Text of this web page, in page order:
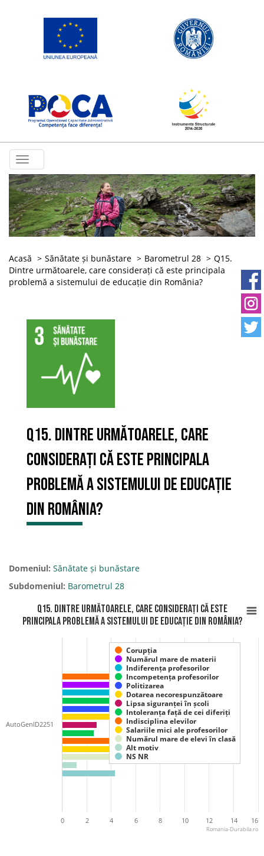
Toggle
navigation
Acasă Sănătate și bunăstare Barometrul 28
Q15.
Dintre următoarele, care considerați că este principala
problemă a sistemului de educație din România?
Q15. Dintre următoarele, care
considerați că este principala
problemă a sistemului de educație
din România?
Domeniul: Sănătate și bunăstare
Subdomeniul: Barometrul 28
Q15. Dintre următoarele, care considerați că este
principala problemă a sistemului de educație din România?
Corupția
Numărul mare de materii
Indiferența profesorilor
Incompetența profesorilor
Politizarea
Dotarea necorespunzătoare
Lipsa siguranței în școli
Intoleranța față de cei diferiți
Indisciplina elevilor
Salariile mici ale profesorilor
Numărul mare de elevi în clasă
Alt motiv
NS NR
AutoGenID2251
0 2 4 6 8 10 12 14 16
Romania-Durabila.ro